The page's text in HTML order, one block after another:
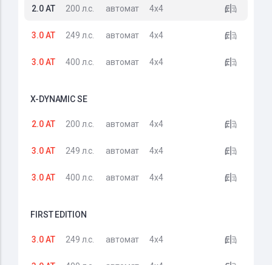
2.0 AT 200 л.с. автомат 4x4
3.0 AT 249 л.с. автомат 4x4
3.0 AT 400 л.с. автомат 4x4
X-DYNAMIC SE
2.0 AT 200 л.с. автомат 4x4
3.0 AT 249 л.с. автомат 4x4
3.0 AT 400 л.с. автомат 4x4
FIRST EDITION
3.0 AT 249 л.с. автомат 4x4